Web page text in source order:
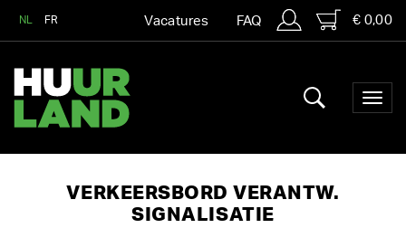
NL FR Vacatures FAQ € 0,00
VERKEERSBORD VERANTW.
SIGNALISATIE